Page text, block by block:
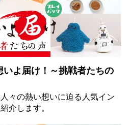
いよ届け！～挑戦者たちの
々の熱い想いに迫る人気イン
介します。